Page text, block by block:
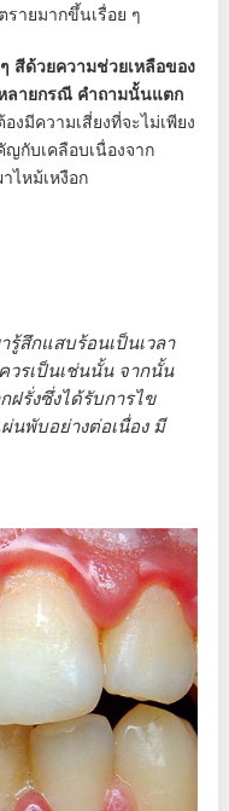
ายมากขึ้นเรื่อย ๆ
สีด้วยความช่วยเหลือของ
ลายกรณี คำถามนั้นแตก
งมีความเสี่ยงที่จะไม่เพียง
ญกับเคลือบเนื่องจาก
ไหม้เหงือก
รู้สึกแสบร้อนเป็นเวลา
วรเป็นเช่นนั้น จากนั้น
รั่งซึ่งได้รับการไข
นพับอย่างต่อเนื่อง มี